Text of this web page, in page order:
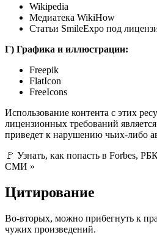
Wikipedia
Медиатека WikiHow
Статьи SmileExpo под
Г) Графика и иллюстрации:
Freepik
FlatIcon
FreeIcons
Использование контента с этих
лицензионных требований
приведет к нарушению чьих-либо
🚩 Узнать, как попасть в Forbes,
СМИ »
Цитирование
Во-вторых, можно прибегнуть к
чужих произведений.